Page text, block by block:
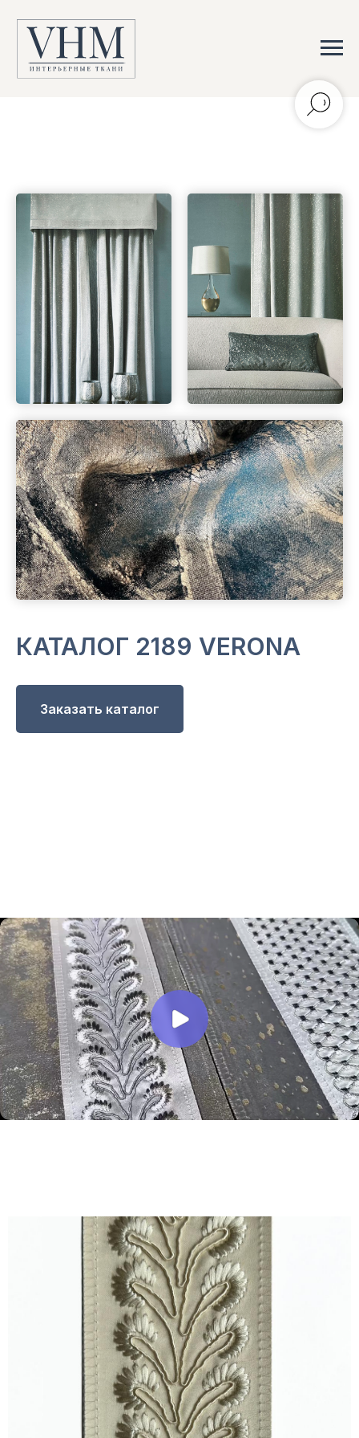
КАТАЛОГ 2189 VERONA
Заказать каталог